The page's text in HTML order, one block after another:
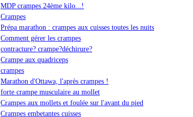
MDP crampes 24ème kilo...!
Crampes
Prépa marathon : crampes aux cuisses toutes les nuits
Comment gérer les crampes
contracture? crampe?déchirure?
Crampe aux quadriceps
crampes
Marathon d'Ottawa, l'après crampes !
forte crampe musculaire au mollet
Crampes aux mollets et foulée sur l'avant du pied
Crampes embetantes cuisses